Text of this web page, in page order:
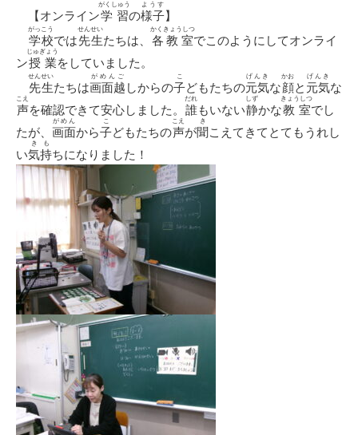
【オンライン学習
がくしゅう
の様子
ようす
】
学校
がっこう
では先生
せんせい
たちは、 各教室
かくきょうしつ
でこのようにしてオンライ
ン授業
じゅぎょう
をしていました。
先生
せんせい
たちは画面越
がめんご
しからの子
こ
どもたちの元気
げんき
な顔
かお
と 元気
げんき
な
声
こえ
を確認できて安心しました。 誰
だれ
もいない静
しず
かな教室
きょうしつ
でし
たが、 画面
がめん
から子
こ
どもたちの声
こえ
が聞
き
こえてきてとてもうれし
い気持
きも
ちになりました！